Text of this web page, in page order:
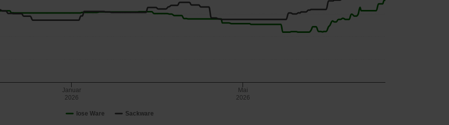
lose Ware Sackware
Januar
2026
Mai
2026